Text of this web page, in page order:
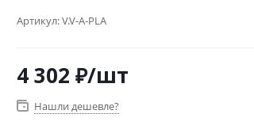
Артикул:V.V-A-PLA
4 302 ₽/шт
Нашли дешевле?